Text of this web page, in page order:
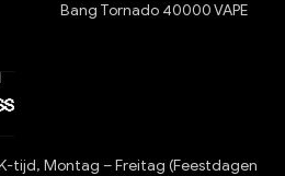
Bang Tornado 40000 VAPE
tijd, Montag – Freitag (Feestdagen